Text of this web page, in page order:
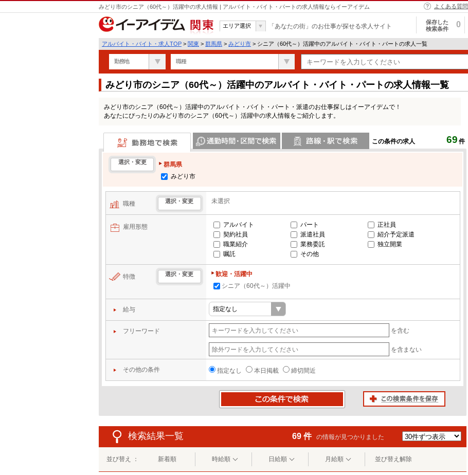
みどり市のシニア（60代～）活躍中の求人情報 | アルバイト・バイト・パートの求人情報ならイーアイデム よくある質問
関東
エリア選択 「あなたの街」のお仕事が探せる求人サイト
保存した
検索条件
0
アルバイト・バイト・求人TOP > 関東 > 群馬県 > みどり市 > シニア（60代～）活躍中のアルバイト・バイト・パートの求人一覧
勤務地 職種
みどり市のシニア（60代～）活躍中のアルバイト・バイト・パートの求人情報一覧
みどり市のシニア（60代～）活躍中のアルバイト・バイト・パート・派遣のお仕事探しはイーアイデムで！
あなたにぴったりのみどり市のシニア（60代～）活躍中の求人情報をご紹介します。
この条件の求人 69 件
勤務地で検索
選択・変更
群馬県
みどり市
職種 選択・変更 未選択
雇用形態 アルバイト パート
正社員
契約社員
派遣社員
紹介予定派遣
職業紹介
業務委託
独立開業
嘱託
その他
特徴 選択・変更
歓迎・活躍中
シニア（60代～）活躍中
給与
フリーワード を含む
を含まない
その他の条件 指定なし 本日掲載 締切間近
検索結果一覧 69 件 の情報が見つかりました
並び替え ： 新着順 時給順 日給順 月給順 並び替え解除